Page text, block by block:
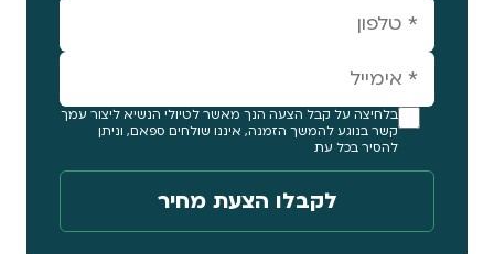
בלחיצה על קבל הצעה הנך מאשר לטיולי הנשיא ליצור עמך
קשר בנוגע להמשך הזמנה, איננו שולחים ספאם, וניתן
להסיר בכל עת